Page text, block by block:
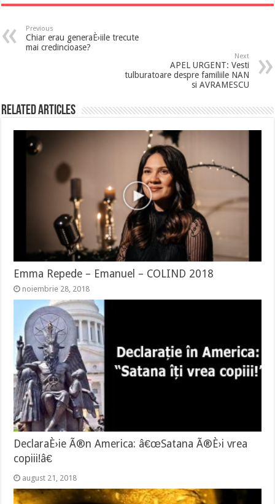
Previous
Chiar erau generaÈ›iile trecute
mai credincioase?
Next
APEL URGENT: Vesti
tulburatoare despre familiile NAN
si AVRAMESCU
Related Articles
Emma Repede – Emanuel – COLIND 2018
noiembrie 28, 2018
DeclaraÈ›ie Ã®n America: â€œSatana Ã®È›i vrea
copiii!â€
august 21, 2018